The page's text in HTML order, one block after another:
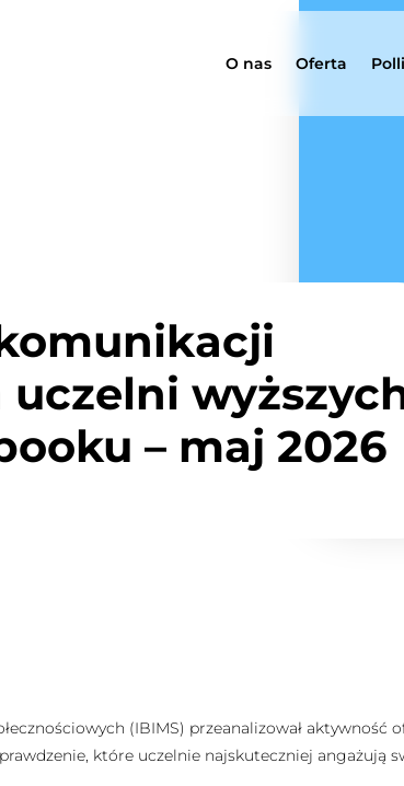
O nas Oferta
– maj 2026
(IBIMS) przeanalizował
które uczelnie najskuteczniej angażują